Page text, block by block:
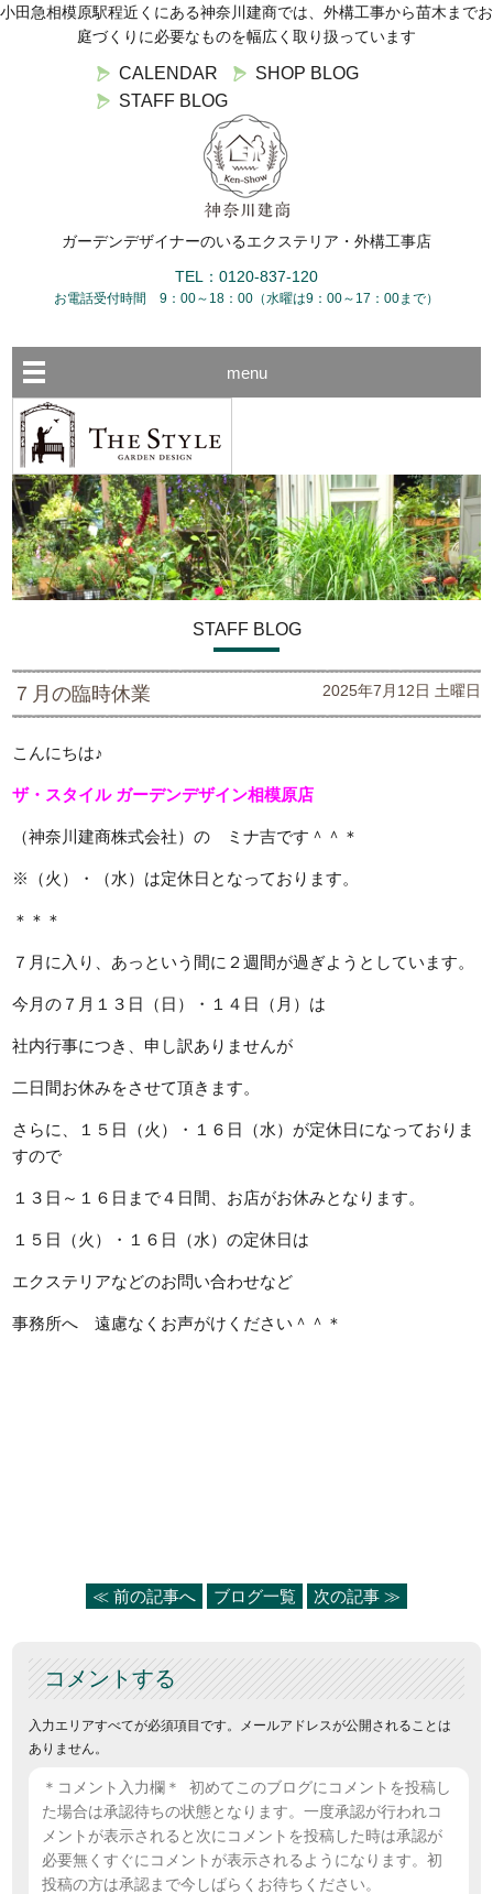
小田急相模原駅程近くにある神奈川建商では、外構工事から苗木までお
庭づくりに必要なものを幅広く取り扱っています
CALENDAR
SHOP BLOG
STAFF BLOG
ガーデンデザイナーのいるエクステリア・外構工事店
TEL：0120-837-120
お電話受付時間 9：00～18：00（水曜は9：00～17：00まで）
menu
STAFF BLOG
７月の臨時休業 2025年7月12日 土曜日
こんにちは♪
ザ・スタイル ガーデンデザイン相模原店
（神奈川建商株式会社）の ミナ吉です＾＾＊
※（火）・（水）は定休日となっております。
＊＊＊
７月に入り、あっという間に２週間が過ぎようとしています。
今月の７月１３日（日）・１４日（月）は
社内行事につき、申し訳ありませんが
二日間お休みをさせて頂きます。
さらに、１５日（火）・１６日（水）が定休日になっておりま
すので
１３日～１６日まで４日間、お店がお休みとなります。
１５日（火）・１６日（水）の定休日は
エクステリアなどのお問い合わせなど
事務所へ 遠慮なくお声がけください＾＾＊
≪ 前の記事へ ブログ一覧 次の記事 ≫
コメントする
入力エリアすべてが必須項目です。メールアドレスが公開されることは
ありません。